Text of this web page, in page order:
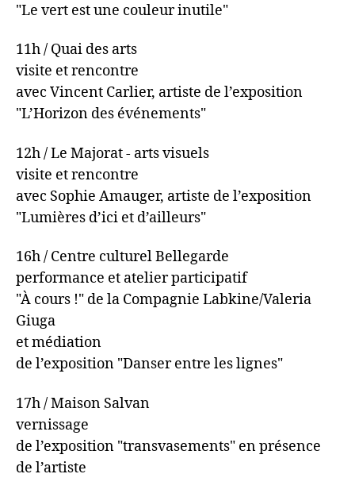
"Le vert est une couleur inutile"
11h / Quai des arts
visite et rencontre
avec Vincent Carlier, artiste de l’exposition
"L’Horizon des événements"
12h / Le Majorat - arts visuels
visite et rencontre
avec Sophie Amauger, artiste de l’exposition
"Lumières d’ici et d’ailleurs"
16h / Centre culturel Bellegarde
performance et atelier participatif
"À cours !" de la Compagnie Labkine/Valeria
Giuga
et médiation
de l’exposition "Danser entre les lignes"
17h / Maison Salvan
vernissage
de l’exposition "transvasements" en présence
de l’artiste